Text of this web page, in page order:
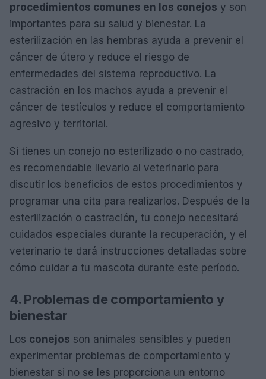
procedimientos comunes en los conejos y son
importantes para su salud y bienestar. La
esterilización en las hembras ayuda a prevenir el
cáncer de útero y reduce el riesgo de
enfermedades del sistema reproductivo. La
castración en los machos ayuda a prevenir el
cáncer de testículos y reduce el comportamiento
agresivo y territorial.
Si tienes un conejo no esterilizado o no castrado,
es recomendable llevarlo al veterinario para
discutir los beneficios de estos procedimientos y
programar una cita para realizarlos. Después de la
esterilización o castración, tu conejo necesitará
cuidados especiales durante la recuperación, y el
veterinario te dará instrucciones detalladas sobre
cómo cuidar a tu mascota durante este período.
4. Problemas de comportamiento y
bienestar
Los conejos son animales sensibles y pueden
experimentar problemas de comportamiento y
bienestar si no se les proporciona un entorno